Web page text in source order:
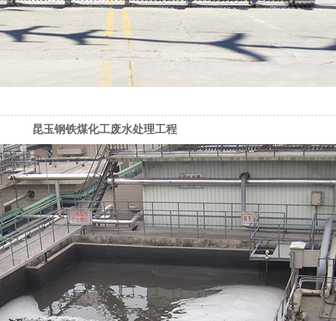
昆玉钢铁煤化工废水处理工程